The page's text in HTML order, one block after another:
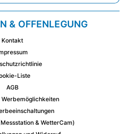
& OFFENLEGUNG
Kontakt
Liste
AGB
& WetterCam)